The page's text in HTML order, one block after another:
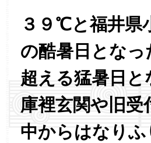
３９℃と福井県
の酷暑日とな
超える猛暑日
庫裡玄関や旧
中からはなり